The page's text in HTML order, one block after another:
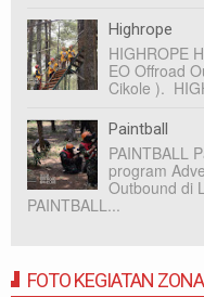
Highrope
HIGHROPE
EO Offroad
Cikole ).
Paintball
PAINTBALL
program
Outbound di
PAINTBALL...
FOTO KEGIATAN ZONA